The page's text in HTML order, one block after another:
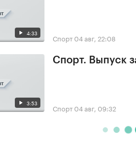
4:33 Спорт 04 авг, 22:08
3:53
Спорт. Выпуск
Спорт 04 авг, 09:32